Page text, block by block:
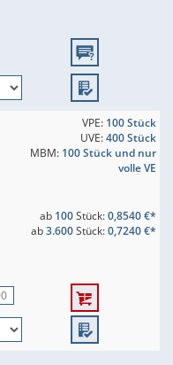
VPE: 100 Stück
UVE:400 Stück
MBM: 100 Stück und nur
volle VE
ab 100Stück:0,8540 €*
ab3.600Stück:0,7240 €*